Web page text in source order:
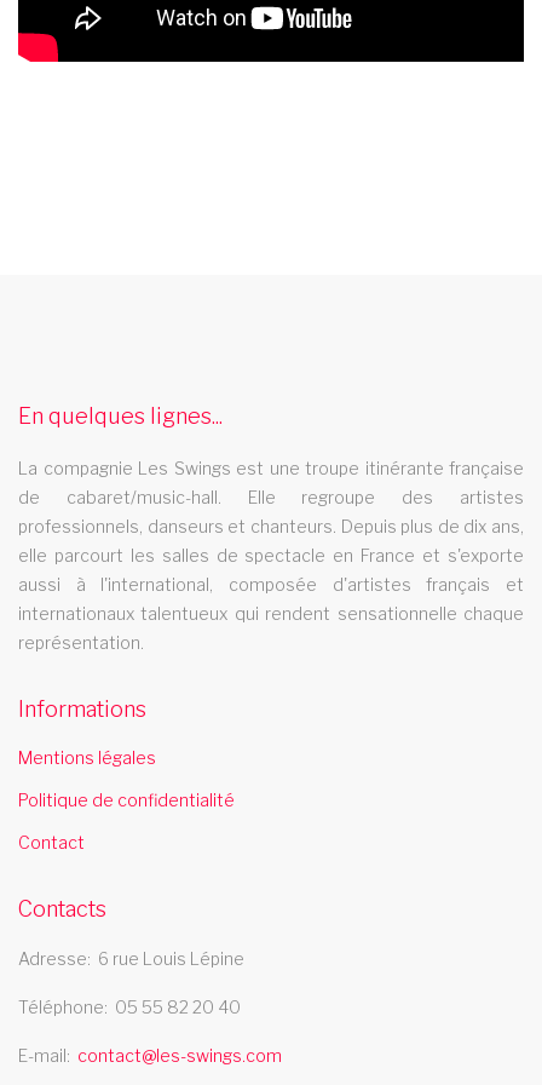
Le cabaret Les Swings se deplace dans le departement 28
cabaret cagnes sur mer
Le cabaret Les Swings se deplace dans la ville de cagnes sur
mer
spectacle music hall cher 18
Les Swings vous propose un spectacle de music hall
En quelques lignes...
La compagnie Les Swings est une troupe itinérante française
de cabaret/music-hall. Elle regroupe des artistes
professionnels, danseurs et chanteurs. Depuis plus de dix ans,
elle parcourt les salles de spectacle en France et s'exporte
aussi à l'international, composée d'artistes français et
internationaux talentueux qui rendent sensationnelle chaque
représentation.
Informations
Mentions légales
Politique de confidentialité
Contact
Contacts
Adresse 6 rue Louis Lépine
Téléphone 05 55 82 20 40
E-mail contact@les-swings.com